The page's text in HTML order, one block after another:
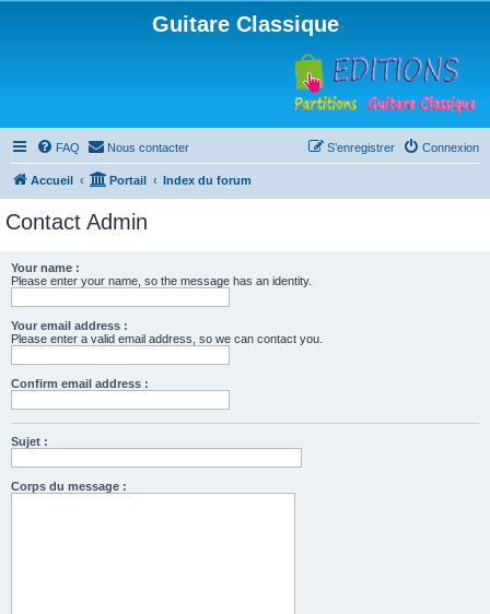
Guitare Classique
FAQ Nous contacter Connexion
S’enregistrer
Accueil Portail Index du forum
Contact Admin
Your name :
Please enter your name, so the message has an identity.
Your email address :
Please enter a valid email address, so we can contact you.
Confirm email address :
Sujet :
Corps du message :